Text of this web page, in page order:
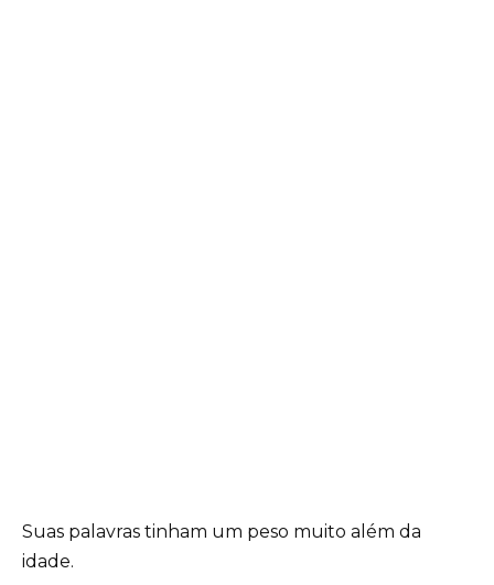
Suas palavras tinham um peso muito além da
idade.